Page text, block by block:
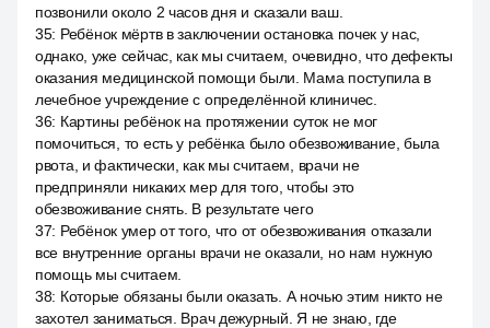
позвонили около 2 часов дня и сказали ваш.
35: Ребёнок мёртв в заключении остановка почек у нас,
однако, уже сейчас, как мы считаем, очевидно, что дефекты
оказания медицинской помощи были. Мама поступила в
лечебное учреждение с определённой клиничес.
36: Картины ребёнок на протяжении суток не мог
помочиться, то есть у ребёнка было обезвоживание, была
рвота, и фактически, как мы считаем, врачи не
предприняли никаких мер для того, чтобы это
обезвоживание снять. В результате чего
37: Ребёнок умер от того, что от обезвоживания отказали
все внутренние органы врачи не оказали, но нам нужную
помощь мы считаем.
38: Которые обязаны были оказать. А ночью этим никто не
захотел заниматься. Врач дежурный. Я не знаю, где